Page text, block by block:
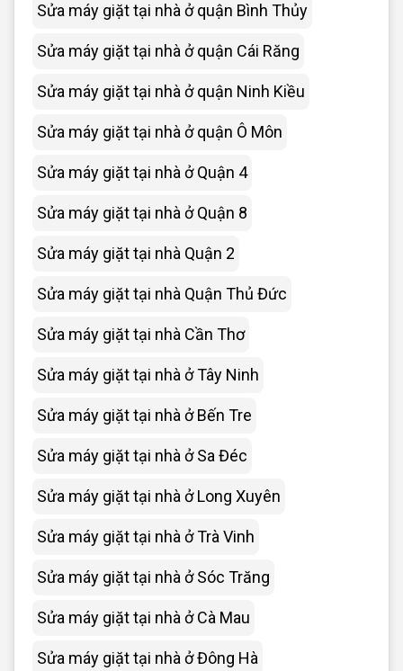
Sửa máy giặt tại nhà ở quận Bình Thủy
Sửa máy giặt tại nhà ở quận Cái Răng
Sửa máy giặt tại nhà ở quận Ninh Kiều
Sửa máy giặt tại nhà ở quận Ô Môn
Sửa máy giặt tại nhà ở Quận 4
Sửa máy giặt tại nhà ở Quận 8
Sửa máy giặt tại nhà Quận 2
Sửa máy giặt tại nhà Quận Thủ Đức
Sửa máy giặt tại nhà Cần Thơ
Sửa máy giặt tại nhà ở Tây Ninh
Sửa máy giặt tại nhà ở Bến Tre
Sửa máy giặt tại nhà ở Sa Đéc
Sửa máy giặt tại nhà ở Long Xuyên
Sửa máy giặt tại nhà ở Trà Vinh
Sửa máy giặt tại nhà ở Sóc Trăng
Sửa máy giặt tại nhà ở Cà Mau
Sửa máy giặt tại nhà ở Đông Hà